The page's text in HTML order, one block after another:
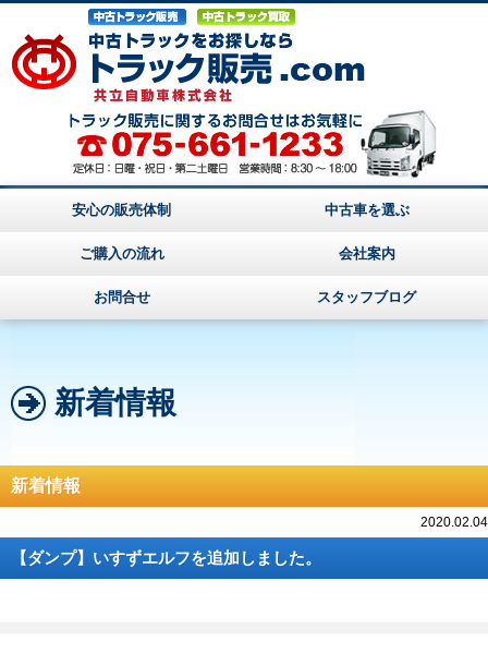
安心の販売体制 中古車を選ぶ
ご購入の流れ 会社案内
お問合せ スタッフブログ
新着情報
新着情報
2020.02.04
【ダンプ】いすずエルフを追加しました。